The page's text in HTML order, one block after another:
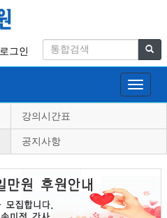
로그인
Toggle
강의시간표
공지사항